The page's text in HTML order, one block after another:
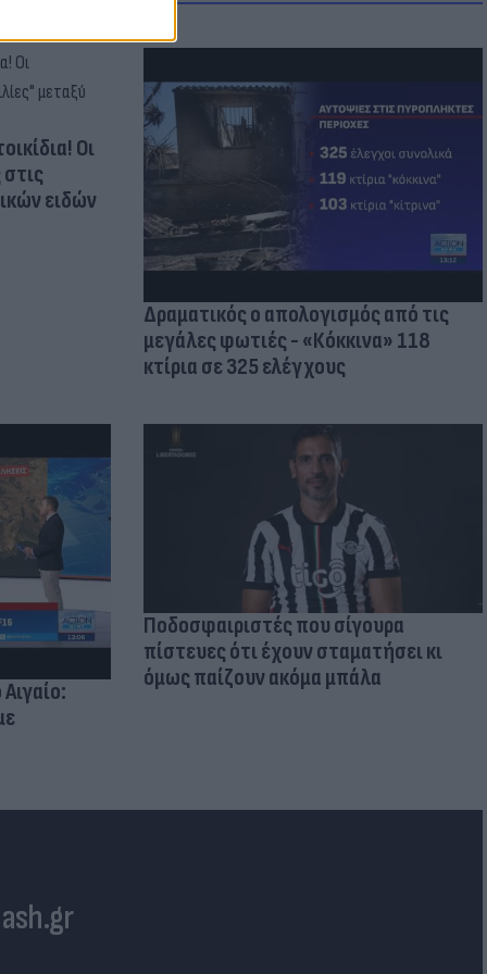
Οι
ειδών
Δραματικός ο απολογισμός από τις
μεγάλες φωτιές - «Κόκκινα» 118
κτίρια σε 325 ελέγχους
Ποδοσφαιριστές που σίγουρα
πίστευες ότι έχουν σταματήσει κι
όμως παίζουν ακόμα μπάλα